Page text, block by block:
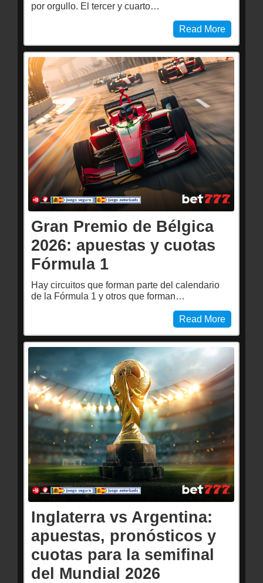
por orgullo. El tercer y cuarto…
Read More
Gran Premio de Bélgica
2026: apuestas y cuotas
Fórmula 1
Hay circuitos que forman parte del calendario
de la Fórmula 1 y otros que forman…
Read More
Inglaterra vs Argentina:
apuestas, pronósticos y
cuotas para la semifinal
del Mundial 2026